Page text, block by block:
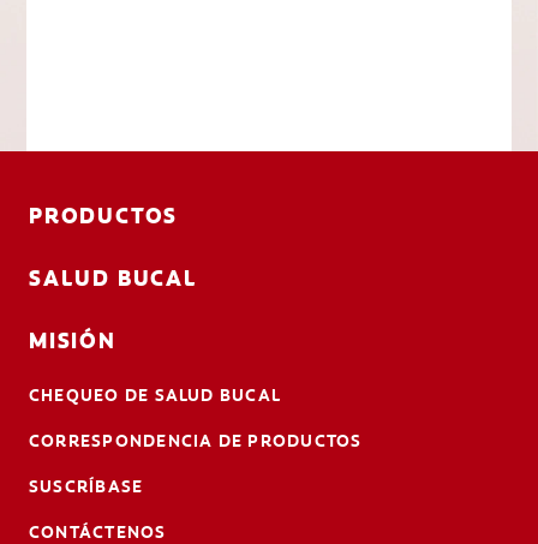
PRODUCTOS
SALUD BUCAL
MISIÓN
CHEQUEO DE SALUD BUCAL
CORRESPONDENCIA DE PRODUCTOS
SUSCRÍBASE
CONTÁCTENOS